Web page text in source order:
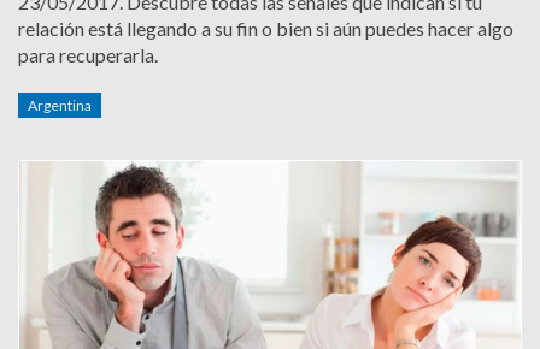
relación está llegando a su fin o bien si aún puedes hacer algo
para recuperarla.
Argentina